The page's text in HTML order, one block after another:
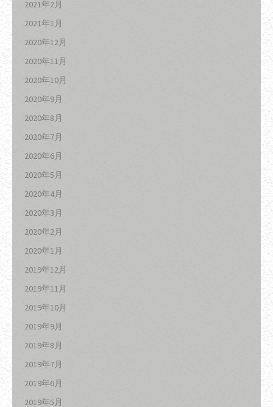
2021年2月
2021年1月
2020年12月
2020年11月
2020年10月
2020年9月
2020年8月
2020年7月
2020年6月
2020年5月
2020年4月
2020年3月
2020年2月
2020年1月
2019年12月
2019年11月
2019年10月
2019年9月
2019年8月
2019年7月
2019年6月
2019年5月